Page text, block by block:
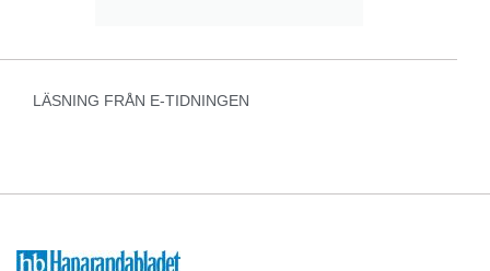
LÄSNING FRÅN E-TIDNINGEN